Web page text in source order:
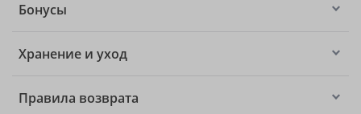
Бонусы
Хранение и уход
Правила возврата